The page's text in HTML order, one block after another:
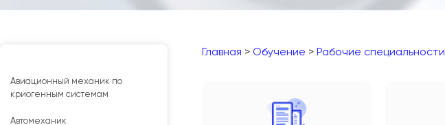
Авиационный механик по
криогенным системам
Автомеханик
Главная > Обучение > Рабочие специальности